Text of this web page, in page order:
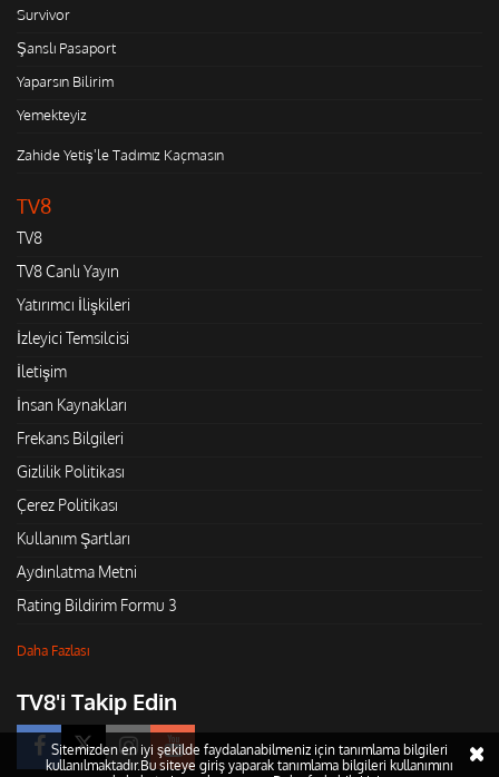
Survivor
Şanslı Pasaport
Yaparsın Bilirim
Yemekteyiz
Zahide Yetiş'le Tadımız Kaçmasın
TV8
TV8
TV8 Canlı Yayın
Yatırımcı İlişkileri
İzleyici Temsilcisi
İletişim
İnsan Kaynakları
Frekans Bilgileri
Gizlilik Politikası
Çerez Politikası
Kullanım Şartları
Aydınlatma Metni
Rating Bildirim Formu 3
Daha Fazlası
TV8'i Takip Edin
Sitemizden en iyi şekilde faydalanabilmeniz için tanımlama bilgileri
kullanılmaktadır.Bu siteye giriş yaparak tanımlama bilgileri kullanımını